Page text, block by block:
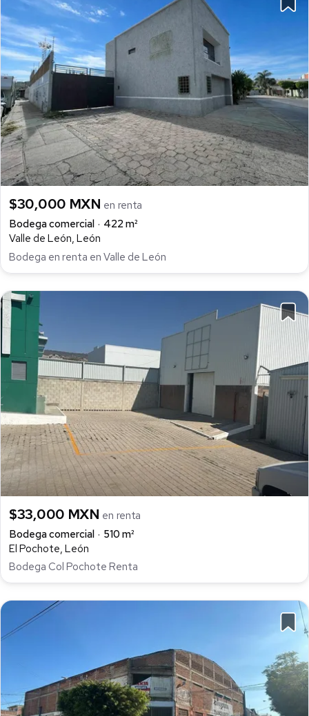
$30,000 MXN en renta
Bodega comercial
422 m²
Valle de León, León
Bodega en renta en Valle de León
$33,000 MXN en renta
Bodega comercial
510 m²
El Pochote, León
Bodega Col Pochote Renta